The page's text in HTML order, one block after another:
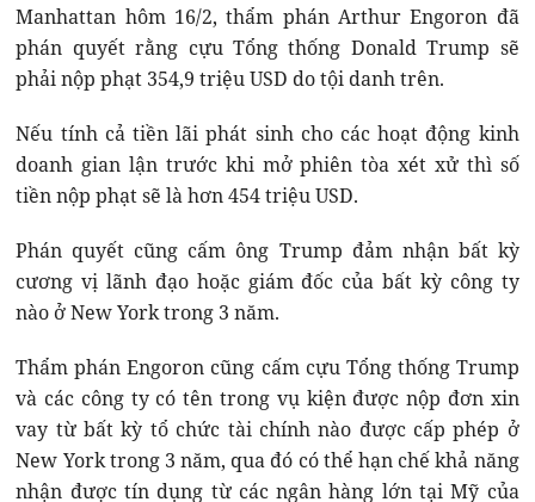
Manhattan hôm 16/2, thẩm phán Arthur Engoron đã
phán quyết rằng cựu Tổng thống Donald Trump sẽ
phải nộp phạt 354,9 triệu USD do tội danh trên.
Nếu tính cả tiền lãi phát sinh cho các hoạt động kinh
doanh gian lận trước khi mở phiên tòa xét xử thì số
tiền nộp phạt sẽ là hơn 454 triệu USD.
Phán quyết cũng cấm ông Trump đảm nhận bất kỳ
cương vị lãnh đạo hoặc giám đốc của bất kỳ công ty
nào ở New York trong 3 năm.
Thẩm phán Engoron cũng cấm cựu Tổng thống Trump
và các công ty có tên trong vụ kiện được nộp đơn xin
vay từ bất kỳ tổ chức tài chính nào được cấp phép ở
New York trong 3 năm, qua đó có thể hạn chế khả năng
nhận được tín dụng từ các ngân hàng lớn tại Mỹ của